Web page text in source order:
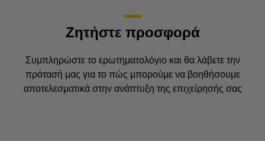
Ζητήστε προσφορά
Συμπληρώστε το ερωτηματολόγιο και θα λάβετε την
πρότασή μας για το πώς μπορούμε να βοηθήσουμε
αποτελεσματικά στην ανάπτυξη της επιχείρησής σας